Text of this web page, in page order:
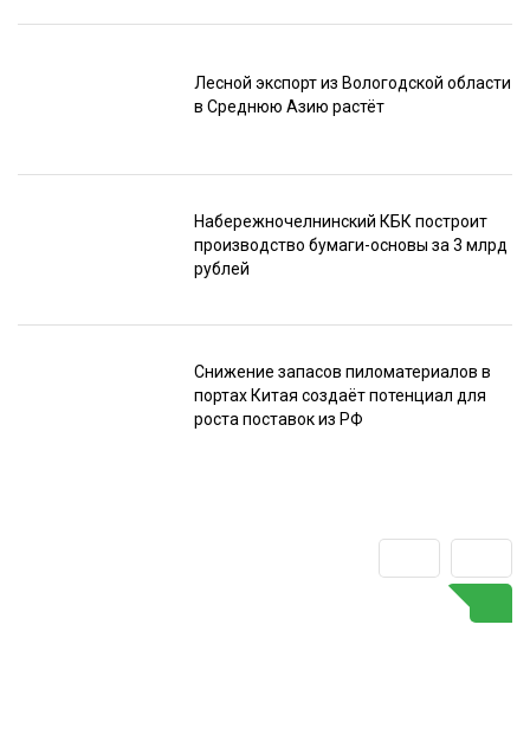
Лесной экспорт из Вологодской области
в Среднюю Азию растёт
Набережночелнинский КБК построит
производство бумаги-основы за 3 млрд
рублей
Снижение запасов пиломатериалов в
портах Китая создаёт потенциал для
роста поставок из РФ